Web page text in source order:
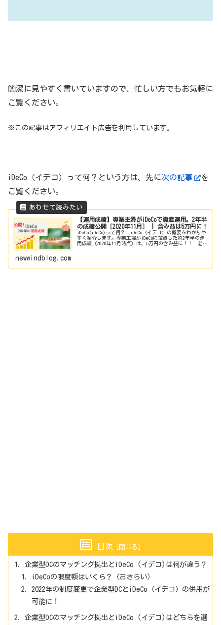
簡潔に見やすく書いていますので、忙しい方でもお気軽に
ご覧ください。
※この記事はアフィリエイト広告を利用しています。
iDeCo（イデコ）って何？という方は、先に次の記事
を
ご覧ください。
【運用成績】専業主婦がiDeCoで資産運用。2年半
の成績公開［2020年11月］ | 含み益は5万円に！
iDeCo(iDeCo)って何？ iDeCo (イデコ) の概要をわかりや
すく紹介します。専業主婦がiDeCoに投資した約2年半の運
用成績（2020年11月時点）は、5万円の含み益に！！ 老後
newwindblog.com
目次
企業型DCのマッチング拠出とiDeCo (イデコ)は何が違う？
iDeCoの限度額はいくら？（おさらい）
2022年の制度変更で企業型DCとiDeCo（イデコ）の併用が
可能に！
企業型DCのマッチング拠出とiDeCo (イデコ)はどちらを選